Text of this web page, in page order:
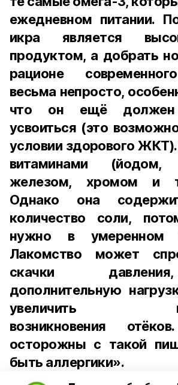
ежедневном питании.
икра является
продуктом, а добрать
рационе
весьма непросто,
что он ещё должен
усвоиться (это
условии здорового
витаминами (йодом,
железом, хромом и
Однако она
количество соли,
нужно в умеренном
Лакомство может
скачки
дополнительную
увеличить
возникновения
осторожны с такой
быть аллергики».